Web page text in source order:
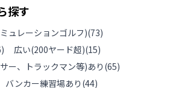
探す
ュレーションゴルフ)(73)
) 広い(200ヤード超)(15)
ー、トラックマン等)あり (65)
バンカー練習場あり (44)